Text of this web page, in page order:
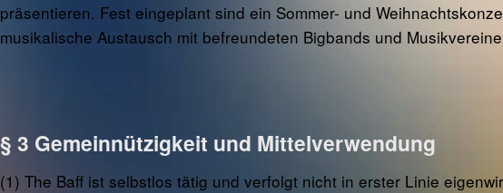
präsentieren. Fest eingeplant sind ein Sommer- und
musikalische Austausch mit befreundeten Bigbands und
§ 3 Gemeinnützigkeit und Mittelverwendung
(1) The Baff ist selbstlos tätig und verfolgt nicht in erster Linie